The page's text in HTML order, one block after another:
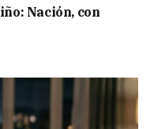
Nación, con